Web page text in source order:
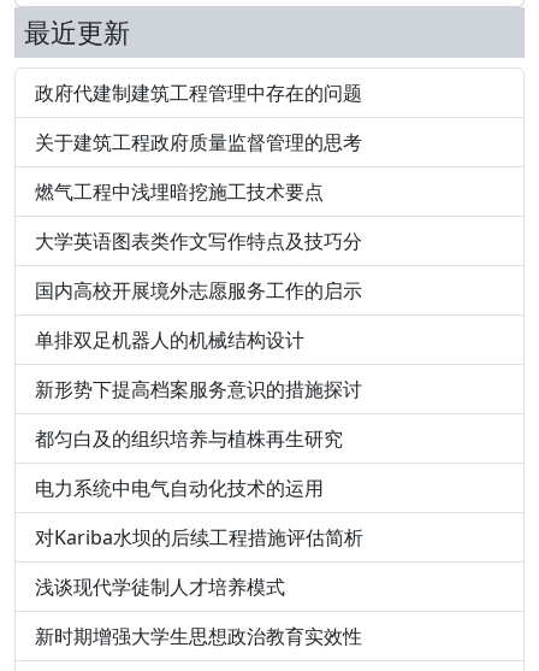
最近更新
政府代建制建筑工程管理中存在的问题
关于建筑工程政府质量监督管理的思考
燃气工程中浅埋暗挖施工技术要点
大学英语图表类作文写作特点及技巧分
国内高校开展境外志愿服务工作的启示
单排双足机器人的机械结构设计
新形势下提高档案服务意识的措施探讨
都匀白及的组织培养与植株再生研究
电力系统中电气自动化技术的运用
对Kariba水坝的后续工程措施评估简析
浅谈现代学徒制人才培养模式
新时期增强大学生思想政治教育实效性